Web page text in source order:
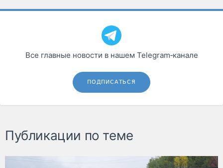
Все главные новости в нашем Telegram‑канале
ПОДПИСАТЬСЯ
Публикации по теме